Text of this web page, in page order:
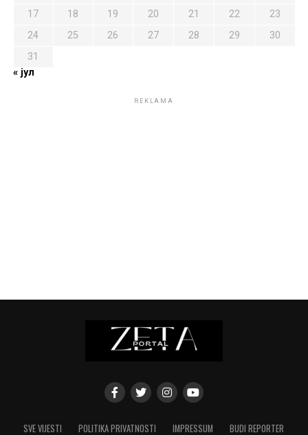
17
18 19 20 21 22
23
24
25 26 27 28 29
30
31
« јул
REKLAMA
SVE VIJESTI POLITIKA PRIVATNOSTI IMPRESSUM BUDI REPORTER